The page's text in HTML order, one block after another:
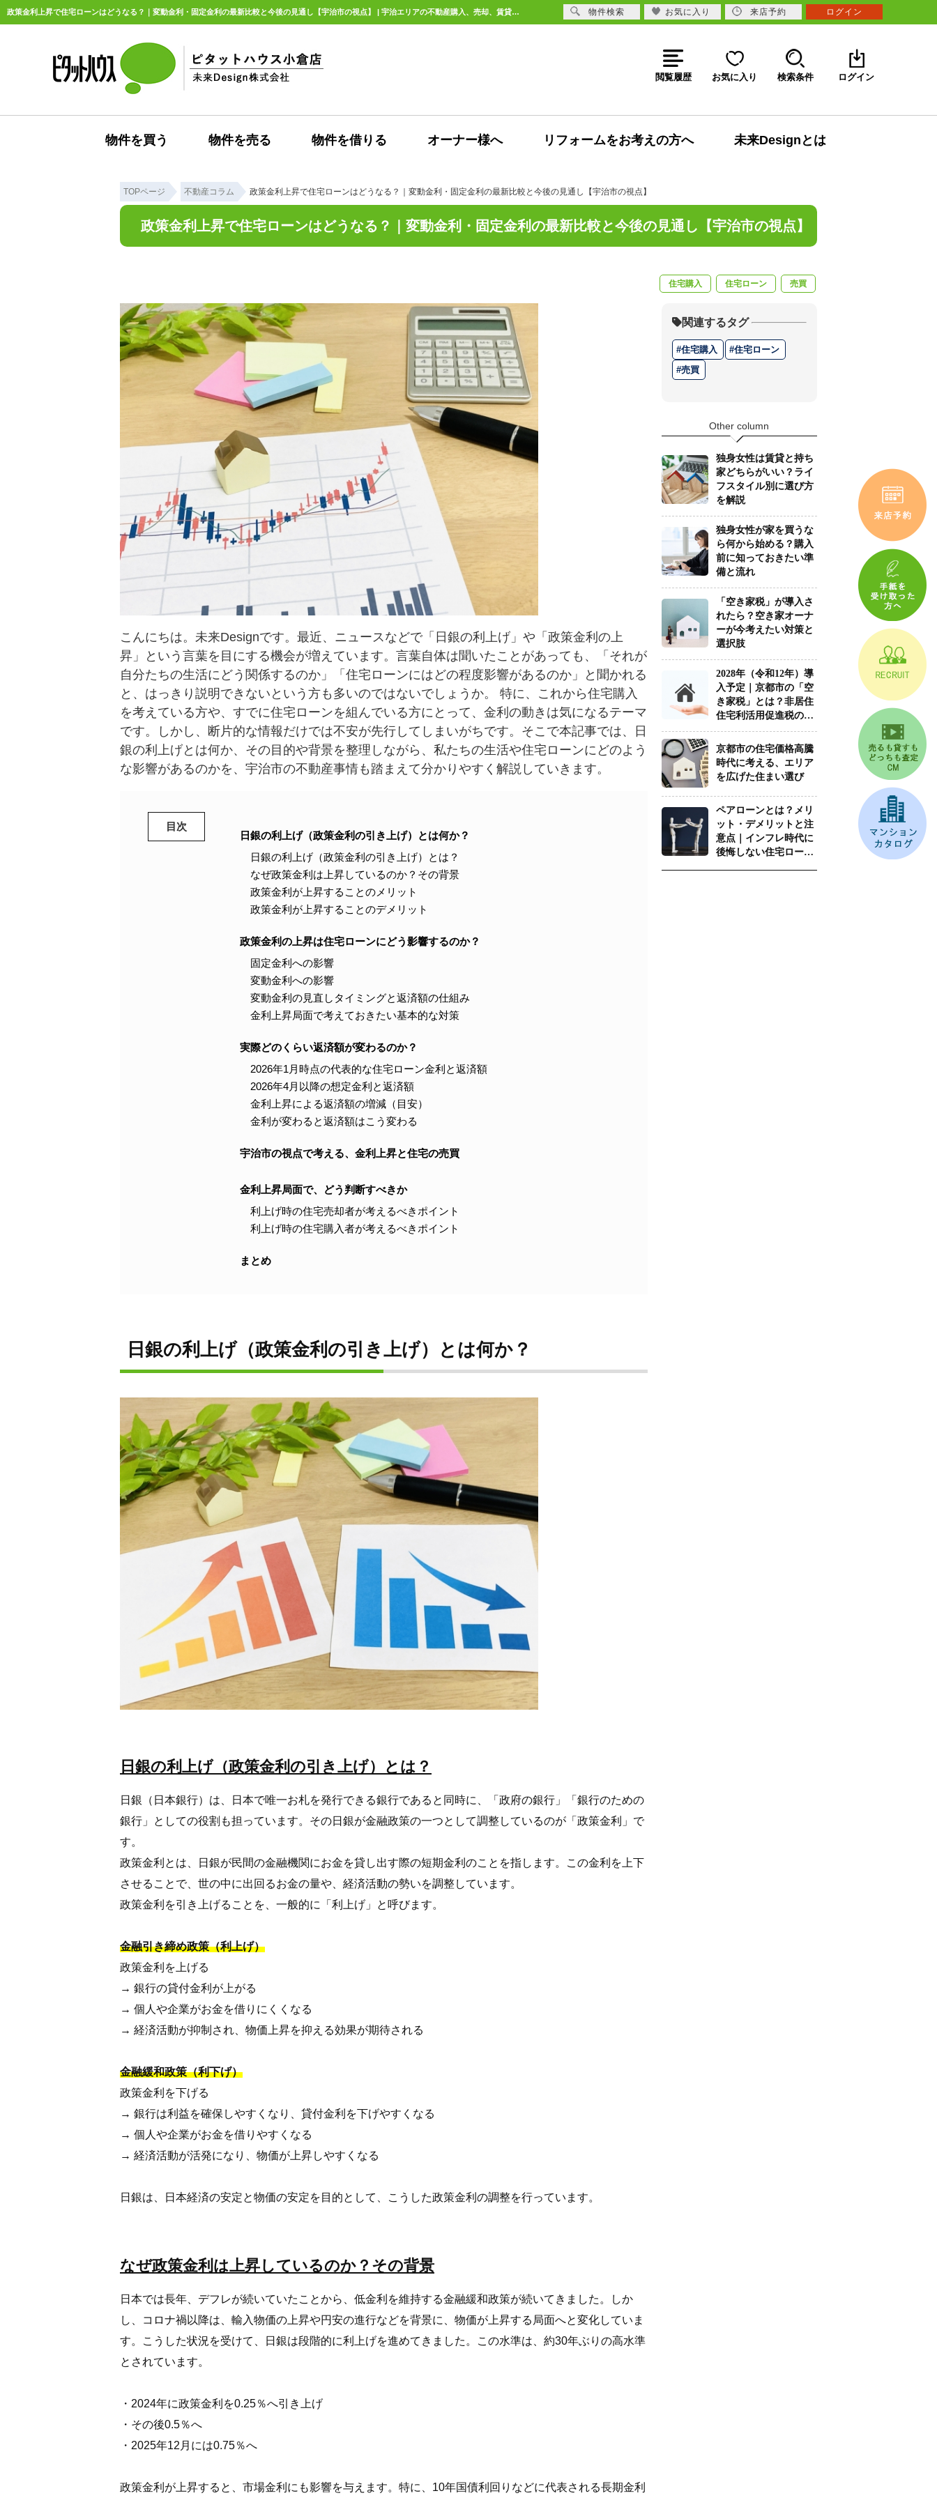
政策金利上昇で住宅ローンはどうなる？｜変動金利・固定金利の最新比較と今後の見通し【宇治市の視点】 | 宇治エリアの不動産購入、売却、賃貸のことなら未来Designへ
閲覧履歴 お気に入り 検索条件 ログイン
物件を買う 物件を売る 物件を借りる オーナー様へ リフォームをお考えの方へ 未来Designとは
TOPページ 不動産コラム 政策金利上昇で住宅ローンはどうなる？｜変動金利・固定金利の最新比較と今後の見通し【宇治市の視点】
政策金利上昇で住宅ローンはどうなる？｜変動金利・固定金利の最新比較と今後の見通し【宇治市の視点】
住宅購入 住宅ローン 売買
こんにちは。未来Designです。最近、ニュースなどで「日銀の利上げ」や「政策金利の上
昇」という言葉を目にする機会が増えています。言葉自体は聞いたことがあっても、「それが
自分たちの生活にどう関係するのか」「住宅ローンにはどの程度影響があるのか」と聞かれる
と、はっきり説明できないという方も多いのではないでしょうか。 特に、これから住宅購入
を考えている方や、すでに住宅ローンを組んでいる方にとって、金利の動きは気になるテーマ
です。しかし、断片的な情報だけでは不安が先行してしまいがちです。そこで本記事では、日
銀の利上げとは何か、その目的や背景を整理しながら、私たちの生活や住宅ローンにどのよう
な影響があるのかを、宇治市の不動産事情も踏まえて分かりやすく解説していきます。
目次
日銀の利上げ（政策金利の引き上げ）とは何か？
日銀の利上げ（政策金利の引き上げ）とは？
なぜ政策金利は上昇しているのか？その背景
政策金利が上昇することのメリット
政策金利が上昇することのデメリット
政策金利の上昇は住宅ローンにどう影響するのか？
固定金利への影響
変動金利への影響
変動金利の見直しタイミングと返済額の仕組み
金利上昇局面で考えておきたい基本的な対策
実際どのくらい返済額が変わるのか？
2026年1月時点の代表的な住宅ローン金利と返済額
2026年4月以降の想定金利と返済額
金利上昇による返済額の増減（目安）
金利が変わると返済額はこう変わる
宇治市の視点で考える、金利上昇と住宅の売買
金利上昇局面で、どう判断すべきか
利上げ時の住宅売却者が考えるべきポイント
利上げ時の住宅購入者が考えるべきポイント
まとめ
日銀の利上げ（政策金利の引き上げ）とは何か？
日銀の利上げ（政策金利の引き上げ）とは？
日銀（日本銀行）は、日本で唯一お札を発行できる銀行であると同時に、「政府の銀行」「銀行のための
銀行」としての役割も担っています。その日銀が金融政策の一つとして調整しているのが「政策金利」で
す。
政策金利とは、日銀が民間の金融機関にお金を貸し出す際の短期金利のことを指します。この金利を上下
させることで、世の中に出回るお金の量や、経済活動の勢いを調整しています。
政策金利を引き上げることを、一般的に「利上げ」と呼びます。
金融引き締め政策（利上げ）
政策金利を上げる
→ 銀行の貸付金利が上がる
→ 個人や企業がお金を借りにくくなる
→ 経済活動が抑制され、物価上昇を抑える効果が期待される
金融緩和政策（利下げ）
政策金利を下げる
→ 銀行は利益を確保しやすくなり、貸付金利を下げやすくなる
→ 個人や企業がお金を借りやすくなる
→ 経済活動が活発になり、物価が上昇しやすくなる
日銀は、日本経済の安定と物価の安定を目的として、こうした政策金利の調整を行っています。
なぜ政策金利は上昇しているのか？その背景
日本では長年、デフレが続いていたことから、低金利を維持する金融緩和政策が続いてきました。しか
し、コロナ禍以降は、輸入物価の上昇や円安の進行などを背景に、物価が上昇する局面へと変化していま
す。こうした状況を受けて、日銀は段階的に利上げを進めてきました。この水準は、約30年ぶりの高水準
とされています。
・2024年に政策金利を0.25％へ引き上げ
・その後0.5％へ
・2025年12月には0.75％へ
政策金利が上昇すると、市場金利にも影響を与えます。特に、10年国債利回りなどに代表される長期金利
関連するタグ
住宅購入
住宅ローン
売買
Other column
物件検索 お気に入り 来店予約 ログイン